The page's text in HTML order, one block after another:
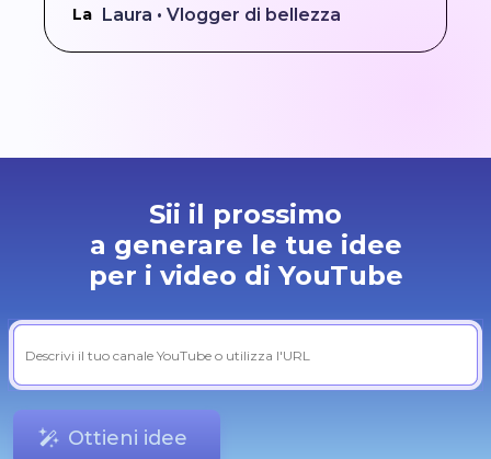
La Laura • Vlogger di bellezza
Sii il prossimo
a generare le tue idee
per i video di YouTube
Ottieni idee